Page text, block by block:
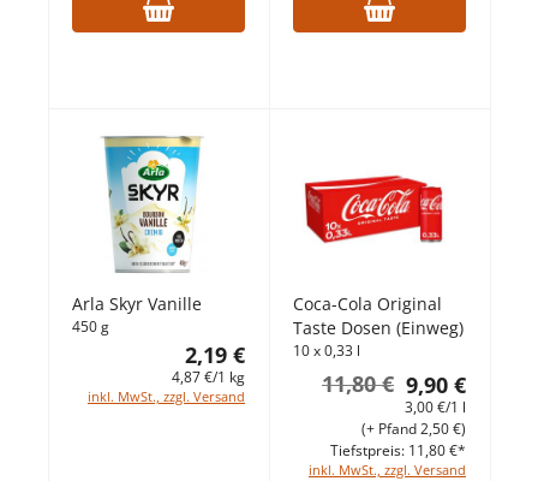
Arla Skyr Vanille
450 g
2,19 €
4,87 €/1 kg
inkl. MwSt., zzgl. Versand
Coca-Cola Original
Taste Dosen (Einweg)
10 x 0,33 l
9,90 €
11,80 €
3,00 €/1 l
inkl. MwSt., zzgl. Versand
(+ Pfand 2,50 €)
Tiefstpreis: 11,80 €*